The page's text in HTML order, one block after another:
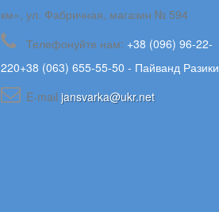
км», ул. Фабричная, магазин № 594
Телефонуйте нам: +38 (096) 96-22-
220+38 (063) 655-55-50 - Пайванд Разики
E-maіl jansvarka@ukr.net